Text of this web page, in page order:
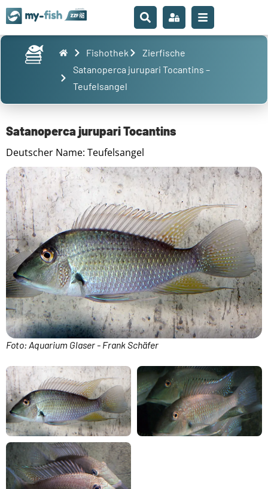
Fishothek
Zierfische
Satanoperca jurupari Tocantins –
Teufelsangel
Satanoperca jurupari Tocantins
Deutscher Name: Teufelsangel
Foto: Aquarium Glaser - Frank Schäfer